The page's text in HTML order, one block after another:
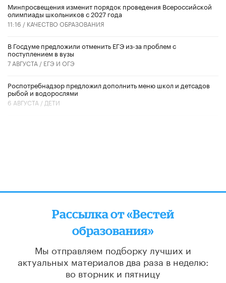
Минпросвещения изменит порядок проведения Всероссийской
олимпиады школьников с 2027 года
11:16 / КАЧЕСТВО ОБРАЗОВАНИЯ
В Госдуме предложили отменить ЕГЭ из-за проблем с
поступлением в вузы
7 АВГУСТА / ЕГЭ И ОГЭ
Роспотребнадзор предложил дополнить меню школ и детсадов
рыбой и водорослями
6 АВГУСТА / ДЕТИ
Рассылка от «Вестей
образования»
Мы отправляем подборку лучших и
актуальных материалов два раза в неделю:
во вторник и пятницу